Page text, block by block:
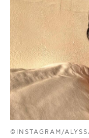
©INSTAGRAM/